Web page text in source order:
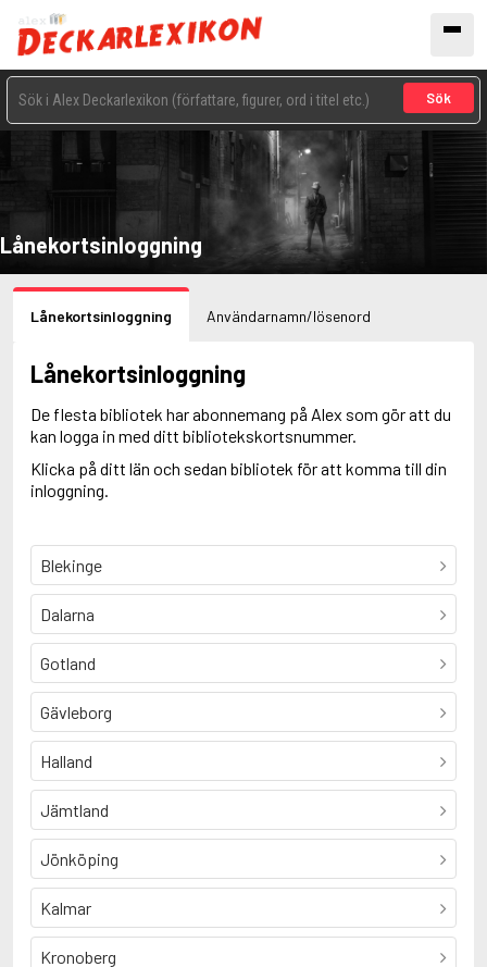
Sök
Lånekortsinloggning
Lånekortsinloggning Användarnamn/lösenord
Lånekortsinloggning
De flesta bibliotek har abonnemang på Alex som gör att du
kan logga in med ditt bibliotekskortsnummer.
Klicka på ditt län och sedan bibliotek för att komma till din
inloggning.
Blekinge
Dalarna
Gotland
Gävleborg
Halland
Jämtland
Jönköping
Kalmar
Kronoberg